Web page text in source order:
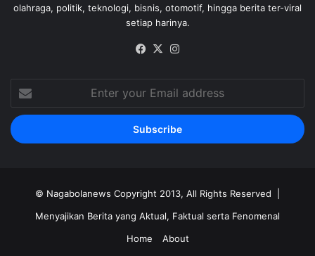
olahraga, politik, teknologi, bisnis, otomotif, hingga berita ter-viral
setiap harinya.
Facebook
X
Enter
your
Email
address
© Nagabolanews Copyright 2013, All Rights Reserved |
Menyajikan Berita yang Aktual, Faktual serta Fenomenal
Home
About